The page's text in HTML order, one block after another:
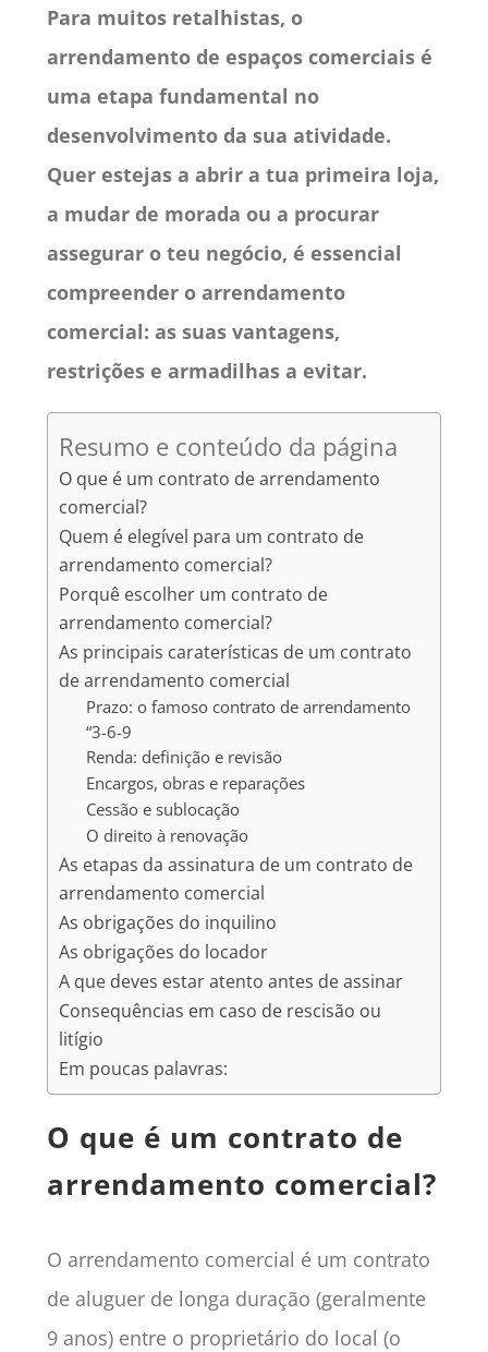
Para muitos retalhistas, o
arrendamento de espaços comerciais é
uma etapa fundamental no
desenvolvimento da sua atividade.
Quer estejas a abrir a tua primeira loja,
a mudar de morada ou a procurar
assegurar o teu negócio, é essencial
compreender o arrendamento
comercial: as suas vantagens,
restrições e armadilhas a evitar.
Resumo e conteúdo da página
O que é um contrato de arrendamento
comercial?
Quem é elegível para um contrato de
arrendamento comercial?
Porquê escolher um contrato de
arrendamento comercial?
As principais caraterísticas de um contrato
de arrendamento comercial
Prazo: o famoso contrato de arrendamento
“3-6-9
Renda: definição e revisão
Encargos, obras e reparações
Cessão e sublocação
O direito à renovação
As etapas da assinatura de um contrato de
arrendamento comercial
As obrigações do inquilino
As obrigações do locador
A que deves estar atento antes de assinar
Consequências em caso de rescisão ou
litígio
Em poucas palavras:
O que é um contrato de
arrendamento comercial?
O arrendamento comercial é um contrato
de aluguer de longa duração (geralmente
9 anos) entre o proprietário do local (o